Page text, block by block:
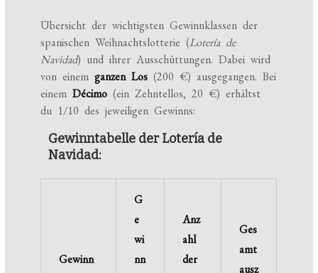
Übersicht der wichtigsten Gewinnklassen der
spanischen Weihnachtslotterie (Lotería de
Navidad) und ihrer Ausschüttungen. Dabei wird
von einemganzen Los (200 €) ausgegangen. Bei
einemDécimo (ein Zehntellos, 20 €) erhältst
du 1/10 des jeweiligen Gewinns:
Gewinntabelle der Lotería de
Navidad:
Gewinn
G
e
wi
nn
Anz
ahl
der
Ges
amt
ausz